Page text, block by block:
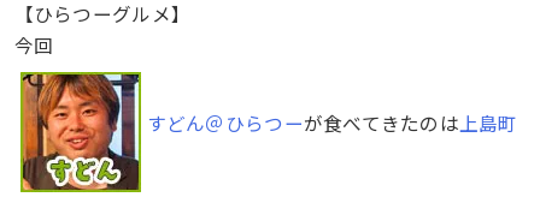
【ひらつーグルメ】
今回
すどん＠ひらつーが食べてきたのは 上島町